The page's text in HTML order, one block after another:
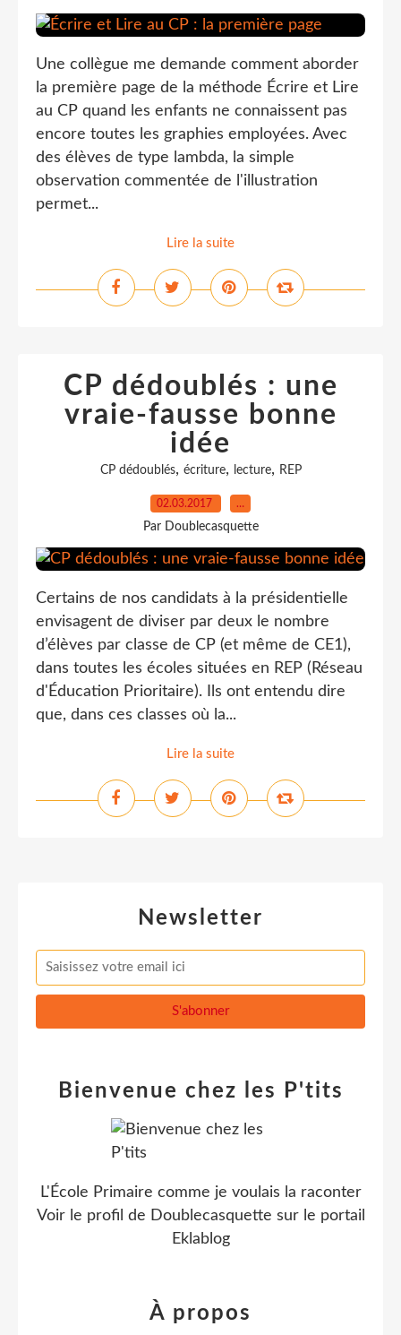
Une collègue me demande comment aborder
la première page de la méthode Écrire et Lire
au CP quand les enfants ne connaissent pas
encore toutes les graphies employées. Avec
des élèves de type lambda, la simple
observation commentée de l'illustration
permet...
Lire la suite
CP dédoublés : une
vraie-fausse bonne
idée
CP dédoublés, écriture, lecture, REP
02.03.2017 …
Par Doublecasquette
Certains de nos candidats à la présidentielle
envisagent de diviser par deux le nombre
d’élèves par classe de CP (et même de CE1),
dans toutes les écoles situées en REP (Réseau
d'Éducation Prioritaire). Ils ont entendu dire
que, dans ces classes où la...
Lire la suite
Newsletter
Bienvenue chez les P'tits
L'École Primaire comme je voulais la raconter
Voir le profil de Doublecasquette sur le portail
Eklablog
À propos